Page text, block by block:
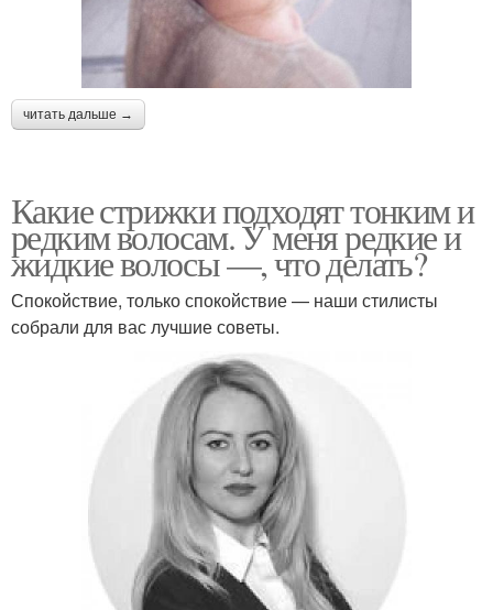
читать дальше →
Какие стрижки подходят тонким и
редким волосам. У меня редкие и
жидкие волосы —, что делать?
Спокойствие, только спокойствие — наши стилисты
собрали для вас лучшие советы.